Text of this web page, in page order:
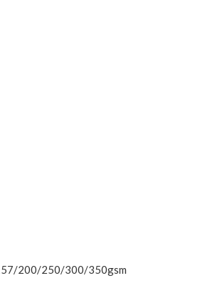
200/250/300/350gsm